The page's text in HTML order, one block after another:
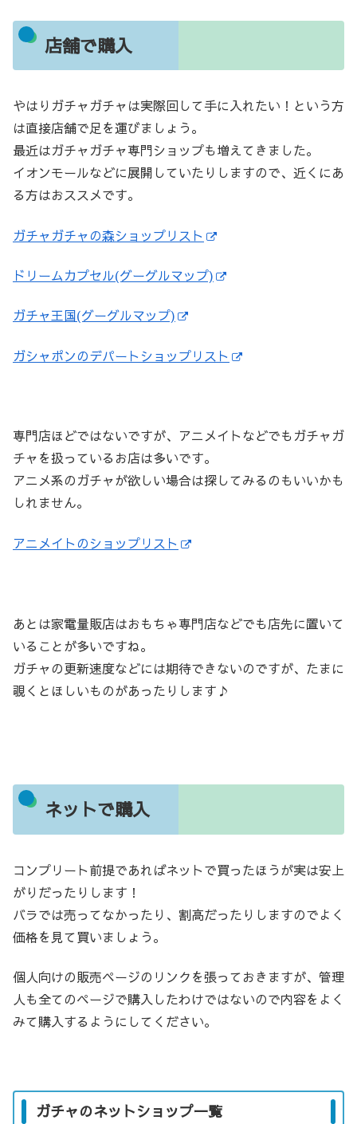
店舗で購入
やはりガチャガチャは実際回して手に入れたい！という方
は直接店舗で足を運びましょう。
最近はガチャガチャ専門ショップも増えてきました。
イオンモールなどに展開していたりしますので、近くにあ
る方はおススメです。
ガチャガチャの森ショップリスト
ドリームカプセル(グーグルマップ)
ガチャ王国(グーグルマップ)
ガシャポンのデパートショップリスト
専門店ほどではないですが、アニメイトなどでもガチャガ
チャを扱っているお店は多いです。
アニメ系のガチャが欲しい場合は探してみるのもいいかも
しれません。
アニメイトのショップリスト
あとは家電量販店はおもちゃ専門店などでも店先に置いて
いることが多いですね。
ガチャの更新速度などには期待できないのですが、たまに
覗くとほしいものがあったりします♪
ネットで購入
コンプリート前提であればネットで買ったほうが実は安上
がりだったりします！
バラでは売ってなかったり、割高だったりしますのでよく
価格を見て買いましょう。
個人向けの販売ページのリンクを張っておきますが、管理
人も全てのページで購入したわけではないので内容をよく
みて購入するようにしてください。
ガチャのネットショップ一覧